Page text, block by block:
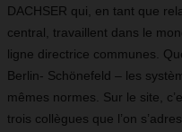
DACHSER qui, en tant que
central, travaillent dans le
ligne directrice communes.
Berlin- Schönefeld – les
mêmes normes. Sur le site,
trois collègues que l’on